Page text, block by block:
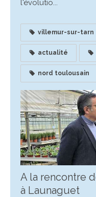
l'évolutio...
villemur-sur-tarn
actualité
nord toulousain
A la rencontre
à Launaguet